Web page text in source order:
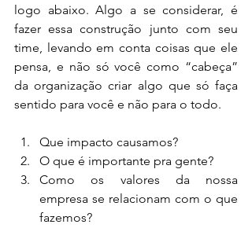
logo abaixo. Algo a se considerar, é
fazer essa construção junto com seu
time, levando em conta coisas que ele
pensa, e não só você como “cabeça”
da organização criar algo que só faça
sentido para você e não para o todo.
Que impacto causamos?
O que é importante pra gente?
Como os valores da nossa
empresa se relacionam com o que
fazemos?